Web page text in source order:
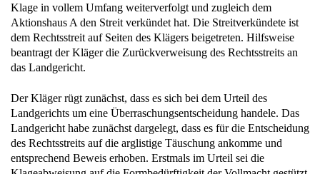
Klage in vollem Umfang weiterverfolgt und zugleich dem
Aktionshaus A den Streit verkündet hat. Die Streitverkündete ist
dem Rechtsstreit auf Seiten des Klägers beigetreten. Hilfsweise
beantragt der Kläger die Zurückverweisung des Rechtsstreits an
das Landgericht.
Der Kläger rügt zunächst, dass es sich bei dem Urteil des
Landgerichts um eine Überraschungsentscheidung handele. Das
Landgericht habe zunächst dargelegt, dass es für die Entscheidung
des Rechtsstreits auf die arglistige Täuschung ankomme und
entsprechend Beweis erhoben. Erstmals im Urteil sei die